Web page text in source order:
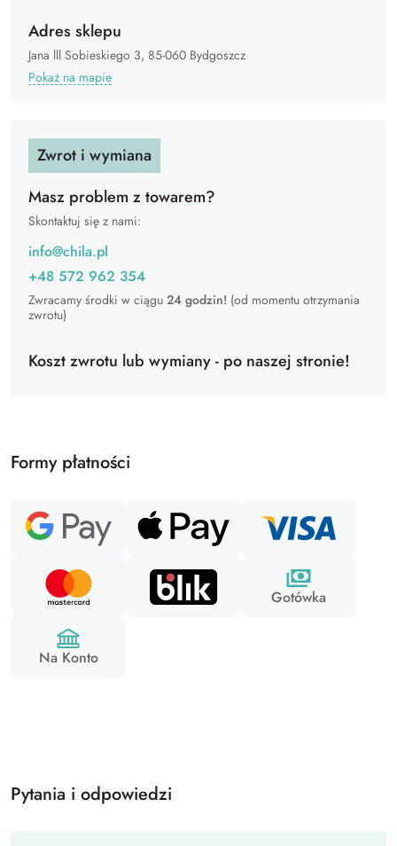
Adres sklepu
Jana lll Sobieskiego 3, 85-060 Bydgoszcz
Pokaż na mapie
Zwrot i wymiana
Masz problem z towarem?
Skontaktuj się z nami:
info@chila.pl
+48 572 962 354
Zwracamy środki w ciągu 24 godzin! (od momentu otrzymania
zwrotu)
Koszt zwrotu lub wymiany - po naszej stronie!
Formy płatności
Gotówka
Na Konto
Pytania i odpowiedzi